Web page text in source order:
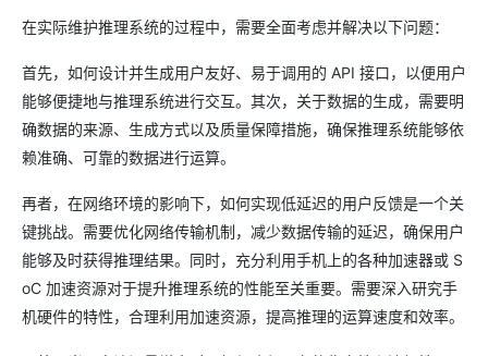
在实际维护推理系统的过程中，需要全面考虑并解决以下问题：
首先，如何设计并生成用户友好、易于调用的 API 接口，以便用户
能够便捷地与推理系统进行交互。其次，关于数据的生成，需要明
确数据的来源、生成方式以及质量保障措施，确保推理系统能够依
赖准确、可靠的数据进行运算。
再者，在网络环境的影响下，如何实现低延迟的用户反馈是一个关
键挑战。需要优化网络传输机制，减少数据传输的延迟，确保用户
能够及时获得推理结果。同时，充分利用手机上的各种加速器或 S
oC 加速资源对于提升推理系统的性能至关重要。需要深入研究手
机硬件的特性，合理利用加速资源，提高推理的运算速度和效率。